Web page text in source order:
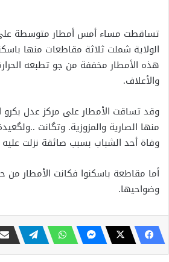
تساقطت مساء أمس أمطار متوسطة
الولاية شملت ثلاثة مقاطعات منها
هذه الأمطار مخففة من جو تطبعه
والأعلاف.
وقد تساقت الأمطار على مركز عدل بكرو
منها الصارية والمزوزية. وتگانت
وفاة أحد الشباب بسبب صائقة نزلت
أما مقاطعة باسكنوا فكانت الأمطار من
وضواحيها.